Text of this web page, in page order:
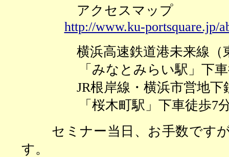
アクセスマップ
http://www.ku-portsquare.jp/
横浜高速鉄道港未来線（
「みなとみらい駅」下車
JR根岸線・横浜市営地下
「桜木町駅」下車徒歩7
セミナー当日、お手数ですが
す。